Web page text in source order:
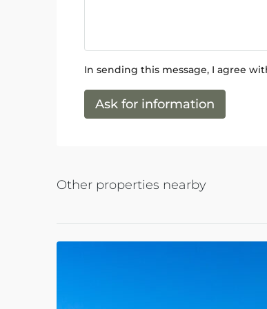
In sending this message, I agree
Ask for information
Other properties nearby